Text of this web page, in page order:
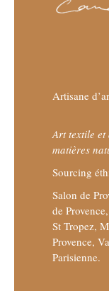
Artisane
Art textile et
matières
Sourcing
Salon de
de
St Tropez,
Provence,
Parisienne.